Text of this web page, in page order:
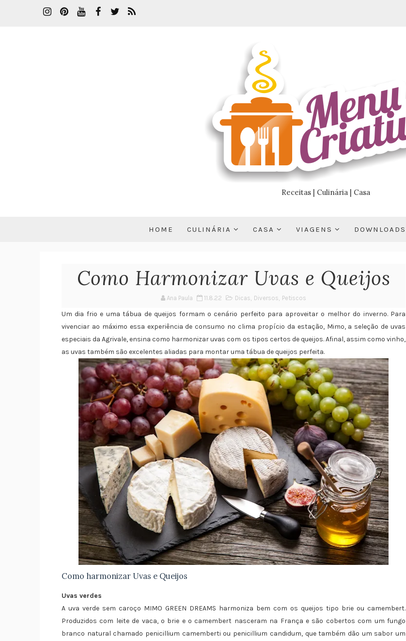
Receitas | Culinária | Casa
HOME CULINÁRIA CASA VIAGENS DOWNLOADS
Como Harmonizar Uvas e Queijos
Ana Paula 11.8.22 Dicas Diversos Petiscos
Um dia frio e uma tábua de queijos formam o cenário perfeito para aproveitar o melhor do inverno. Para
vivenciar ao máximo essa experiência de consumo no clima propício da estação, Mimo, a seleção de uvas
especiais da Agrivale, ensina como harmonizar uvas com os tipos certos de queijos. Afinal, assim como vinho,
as uvas também são excelentes aliadas para montar uma tábua de queijos perfeita.
Como harmonizar Uvas e Queijos
Uvas verdes
A uva verde sem caroço MIMO GREEN DREAMS harmoniza bem com os queijos tipo brie ou camembert.
Produzidos com leite de vaca, o brie e o camembert nasceram na França e são cobertos com um fungo
branco natural chamado penicillium camemberti ou penicillium candidum, que também dão um sabor um